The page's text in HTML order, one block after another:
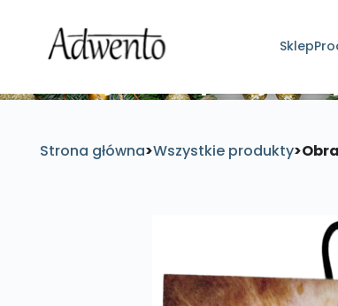
Sklep
Strona główna>Wszystkie produkty>